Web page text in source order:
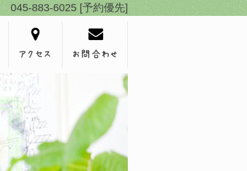
045-883-6025 [予約優先]